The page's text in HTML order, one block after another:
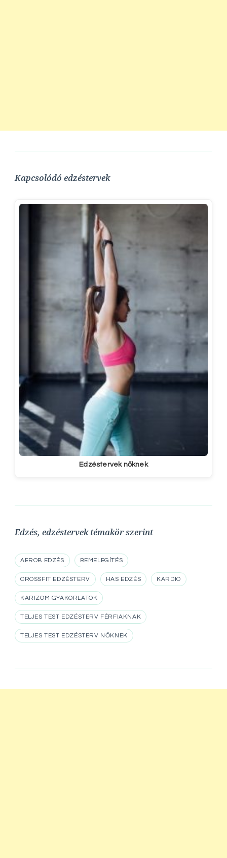
Kapcsolódó edzéstervek
Edzéstervek nőknek
Edzés, edzéstervek témakör szerint
AEROB EDZÉS BEMELEGÍTÉS
CROSSFIT EDZÉSTERV HAS EDZÉS KARDIO
KARIZOM GYAKORLATOK
TELJES TEST EDZÉSTERV FÉRFIAKNAK
TELJES TEST EDZÉSTERV NŐKNEK